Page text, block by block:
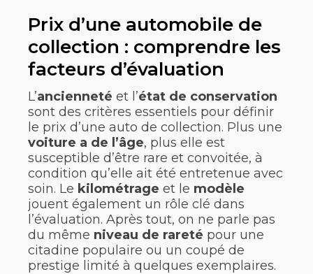
Prix d’une automobile de
collection : comprendre les
facteurs d’évaluation
L’ancienneté et l’état de conservation
sont des critères essentiels pour définir
le prix d’une auto de collection. Plus une
voiture a de l’âge, plus elle est
susceptible d’être rare et convoitée, à
condition qu’elle ait été entretenue avec
soin. Le kilométrage et le modèle
jouent également un rôle clé dans
l’évaluation. Après tout, on ne parle pas
du même niveau de rareté pour une
citadine populaire ou un coupé de
prestige limité à quelques exemplaires.